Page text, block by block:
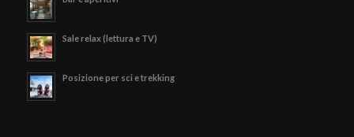
Sale relax (lettura e TV)
Posizione per sci e trekking